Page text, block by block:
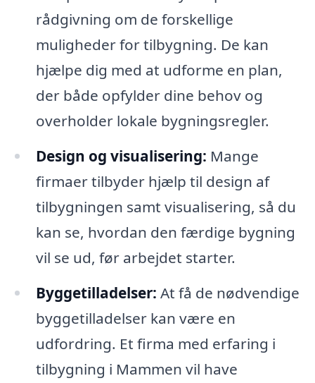
rådgivning om de forskellige
muligheder for tilbygning. De kan
hjælpe dig med at udforme en plan,
der både opfylder dine behov og
overholder lokale bygningsregler.
Design og visualisering: Mange
firmaer tilbyder hjælp til design af
tilbygningen samt visualisering, så du
kan se, hvordan den færdige bygning
vil se ud, før arbejdet starter.
Byggetilladelser: At få de nødvendige
byggetilladelser kan være en
udfordring. Et firma med erfaring i
tilbygning i Mammen vil have